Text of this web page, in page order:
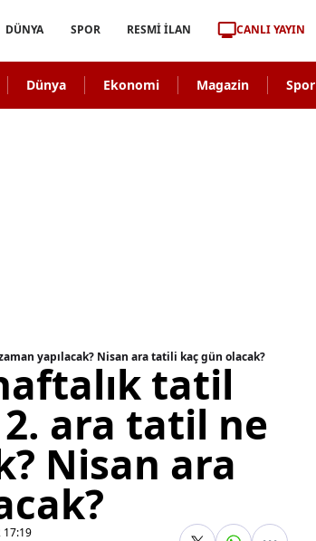
DÜNYA SPOR RESMİ İLAN CANLI YAYIN
Dünya Ekonomi Magazin Spor
yapılacak? Nisan ara tatili kaç gün olacak?
tatil
2. ara tatil ne
Nisan ara
17:19